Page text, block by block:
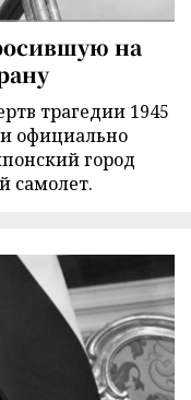
на
трагедии 1945
официально
город
самолет.